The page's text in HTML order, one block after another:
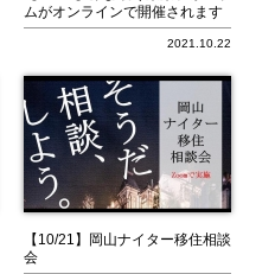
ムがオンラインで開催されます
2021.10.22
【10/21】岡山ナイター移住相談
会